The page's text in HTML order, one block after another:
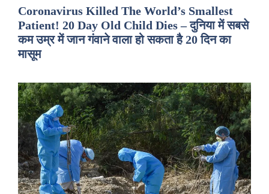
Coronavirus Killed The World’s Smallest
Patient! 20 Day Old Child Dies – दुनिया में सबसे
कम उम्र में जान गंवाने वाला हो सकता है 20 दिन का
मासूम